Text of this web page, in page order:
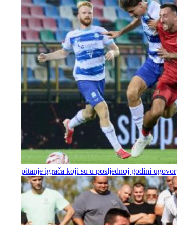
pitanje igrača koji su u posljednoj godini ugovor